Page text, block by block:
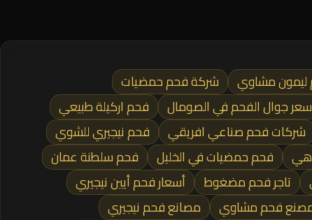
مشاوي
شركة فحم حمضيات
سعر جوال الفحم في الصومال
فحم اركيلة طبيعي
شركات فحم صناعي افريقي
فحم نيجيري للشوي
فحم حمضيات في الخليل
فحم سلطنة عمان
تاجر فحم مضغوط
أسعار فحم أيين نيجيري
فحم مشاوي
مصانع فحم نيجيري